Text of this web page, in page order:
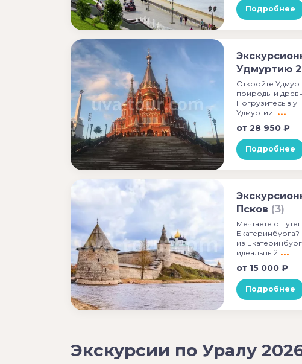
Подробнее
Удмуртию
Откройте
природы и
Погрузитесь в
Удмуртии
от 28 950 ₽
Подробнее
Псков (3)
Мечтаете о
из
идеальный
от 15 000 ₽
Подробнее
Экскурсии по Уралу